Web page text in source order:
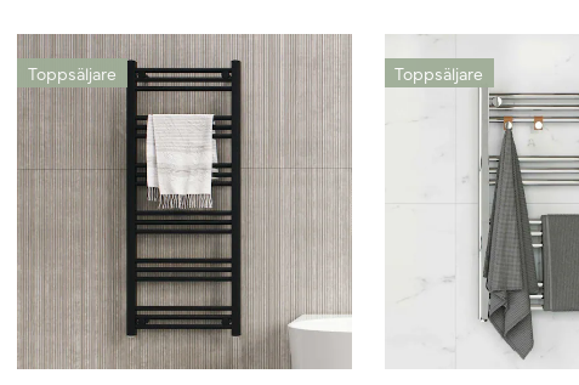
Toppsäljare Toppsäljare